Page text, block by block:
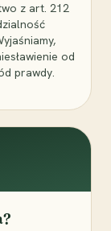
z art. 212
od
prawdy.